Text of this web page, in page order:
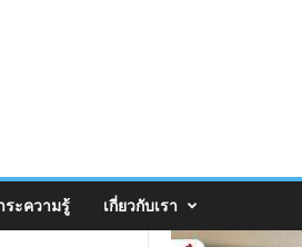
ระความรู้ เกี่ยวกับเรา